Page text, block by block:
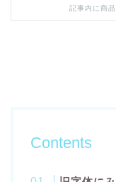
記事内に商
Contents